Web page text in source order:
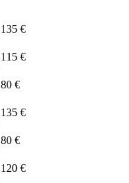
135 €
115 €
80 €
135 €
80 €
120 €